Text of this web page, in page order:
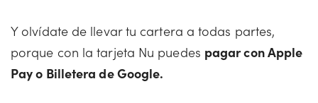
Y olvídate de llevar tu cartera a todas partes,
porque con la tarjeta Nu puedes pagar con Apple
Pay o Billetera de Google.